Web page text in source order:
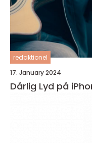
redaktionel
17. January 2024
Dårlig Lyd på